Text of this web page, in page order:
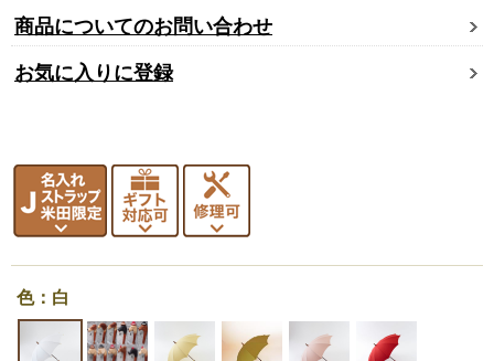
商品についてのお問い合わせ
お気に入りに登録
色：白